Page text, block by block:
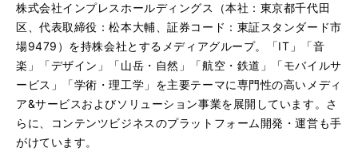
株式会社インプレスホールディングス（本社：東京都千代田
区、代表取締役：松本大輔、証券コード：東証スタンダード市
場9479）を持株会社とするメディアグループ。「IT」「音
楽」「デザイン」「山岳・自然」「航空・鉄道」「モバイルサ
ービス」「学術・理工学」を主要テーマに専門性の高いメディ
ア&サービスおよびソリューション事業を展開しています。さ
らに、コンテンツビジネスのプラットフォーム開発・運営も手
がけています。